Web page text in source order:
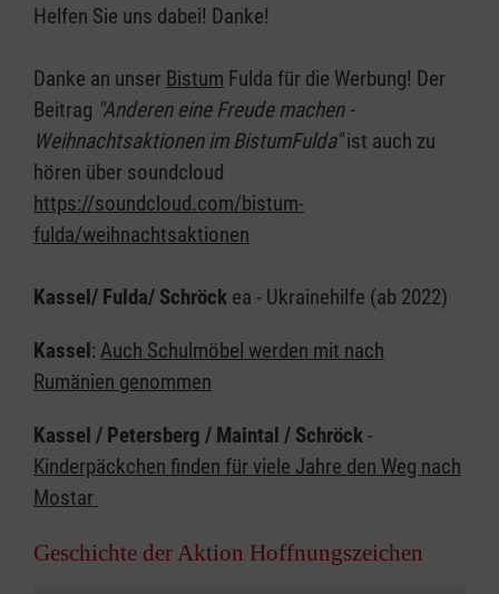
Helfen Sie uns dabei! Danke!
Danke an unser Bistum Fulda für die Werbung! Der
Beitrag "Anderen eine Freude machen -
Weihnachtsaktionen im BistumFulda"ist auch zu
hören über soundcloud
https://soundcloud.com/bistum-
fulda/weihnachtsaktionen
Kassel/ Fulda/ Schröck ea - Ukrainehilfe (ab 2022)
Kassel: Auch Schulmöbel werden mit nach
Rumänien genommen
Kassel / Petersberg / Maintal / Schröck-
Kinderpäckchen finden für viele Jahre den Weg nach
Mostar
Geschichte der Aktion Hoffnungszeichen